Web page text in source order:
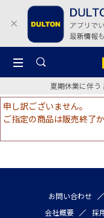
夏期休業に伴う
申し訳ございません。
ご指定の商品は販売終了
お問い合わせ
会社概要
採